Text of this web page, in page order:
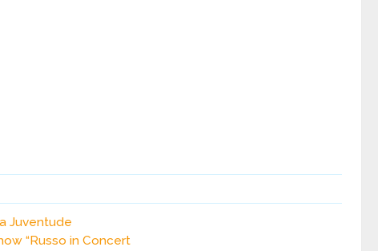
Juventude
“Russo in Concert